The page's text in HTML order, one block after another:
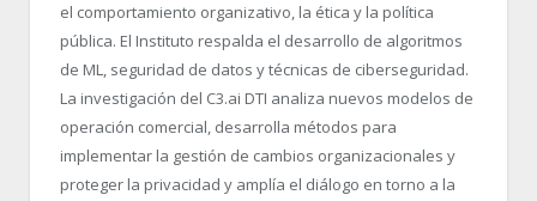
el comportamiento organizativo, la ética y la política
pública. El Instituto respalda el desarrollo de algoritmos
de ML, seguridad de datos y técnicas de ciberseguridad.
La investigación del C3.ai DTI analiza nuevos modelos de
operación comercial, desarrolla métodos para
implementar la gestión de cambios organizacionales y
proteger la privacidad y amplía el diálogo en torno a la